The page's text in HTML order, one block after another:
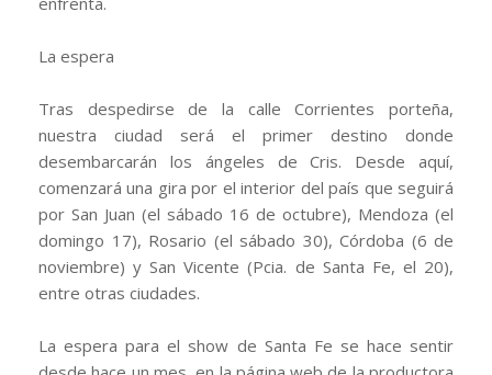
La espera
Tras despedirse de la calle Corrientes porteña,
nuestra ciudad será el primer destino donde
desembarcarán los ángeles de Cris. Desde aquí,
comenzará una gira por el interior del país que seguirá
por San Juan (el sábado 16 de octubre), Mendoza (el
domingo 17), Rosario (el sábado 30), Córdoba (6 de
noviembre) y San Vicente (Pcia. de Santa Fe, el 20),
entre otras ciudades.
La espera para el show de Santa Fe se hace sentir